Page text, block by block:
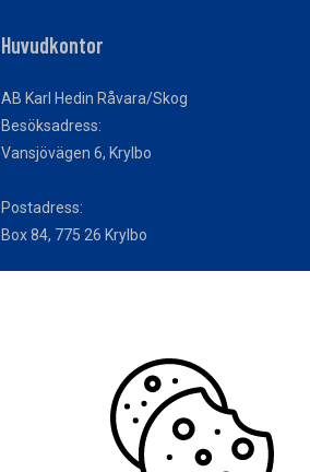
Huvudkontor
AB Karl Hedin Råvara/Skog
Besöksadress:
Vansjövägen 6, Krylbo
Postadress:
Box 84, 775 26 Krylbo
Cookieinställningar